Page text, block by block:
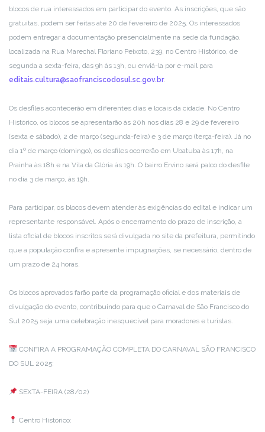
blocos de rua interessados em participar do evento. As inscrições, que são
gratuitas, podem ser feitas até 20 de fevereiro de 2025. Os interessados
podem entregar a documentação presencialmente na sede da fundação,
localizada na Rua Marechal Floriano Peixoto, 239, no Centro Histórico, de
segunda a sexta-feira, das 9h às 13h, ou enviá-la por e-mail para
editais.cultura@saofranciscodosul.sc.gov.br.
Os desfiles acontecerão em diferentes dias e locais da cidade. No Centro
Histórico, os blocos se apresentarão às 20h nos dias 28 e 29 de fevereiro
(sexta e sábado), 2 de março (segunda-feira) e 3 de março (terça-feira). Já no
dia 1º de março (domingo), os desfiles ocorrerão em Ubatuba às 17h, na
Prainha às 18h e na Vila da Glória às 19h. O bairro Ervino será palco do desfile
no dia 3 de março, às 19h.
Para participar, os blocos devem atender às exigências do edital e indicar um
representante responsável. Após o encerramento do prazo de inscrição, a
lista oficial de blocos inscritos será divulgada no site da prefeitura, permitindo
que a população confira e apresente impugnações, se necessário, dentro de
um prazo de 24 horas.
Os blocos aprovados farão parte da programação oficial e dos materiais de
divulgação do evento, contribuindo para que o Carnaval de São Francisco do
Sul 2025 seja uma celebração inesquecível para moradores e turistas.
CONFIRA A PROGRAMAÇÃO COMPLETA DO CARNAVAL SÃO FRANCISCO
DO SUL 2025:
SEXTA-FEIRA (28/02)
Centro Histórico: